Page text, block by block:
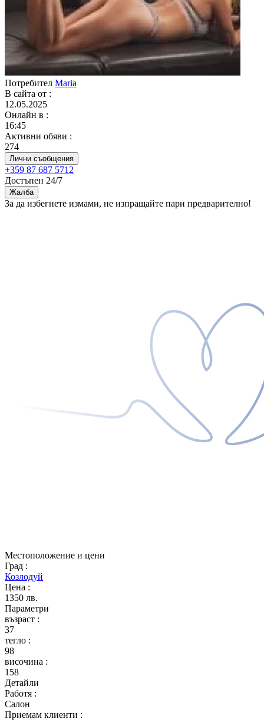
Потребител Maria
В сайта от :
12.05.2025
Онлайн в :
16:45
Активни обяви :
274
Лични съобщения
+359 87 687 5712
Достъпен 24/7
Жалба
За да избегнете измами, не изпращайте пари предварително!
Местоположение и цени
Град :
Козлодуй
Цена :
1350 лв.
Параметри
възраст :
37
тегло :
98
височина :
158
Детайли
Работя :
Салон
Приемам клиенти :